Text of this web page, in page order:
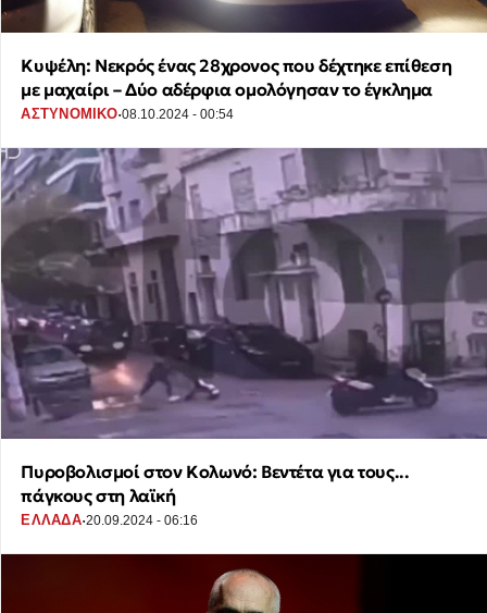
Κυψέλη: Νεκρός ένας 28χρονος που δέχτηκε επίθεση
με μαχαίρι – Δύο αδέρφια ομολόγησαν το έγκλημα
ΑΣΤΥΝΟΜΙΚΟ·08.10.2024 - 00:54
Πυροβολισμοί στον Κολωνό: Βεντέτα για τους...
πάγκους στη λαϊκή
ΕΛΛΑΔΑ·20.09.2024 - 06:16